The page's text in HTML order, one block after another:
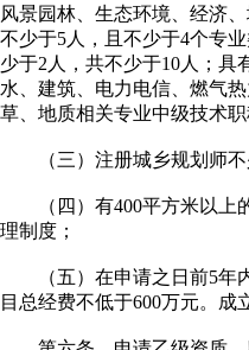
风景园林、生态环境、经济
不少于5人，且不少于4个专
少于2人，共不少于10人；具
水、建筑、电力电信、燃气
草、地质相关专业中级技术
（三）注册城乡规划师不
（四）有400平方米以上的
理制度；
（五）在申请之日前5年内
目总经费不低于600万元。